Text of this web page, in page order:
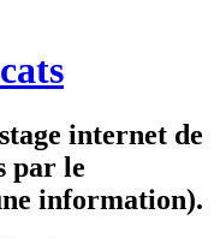
internet de
par le
information).